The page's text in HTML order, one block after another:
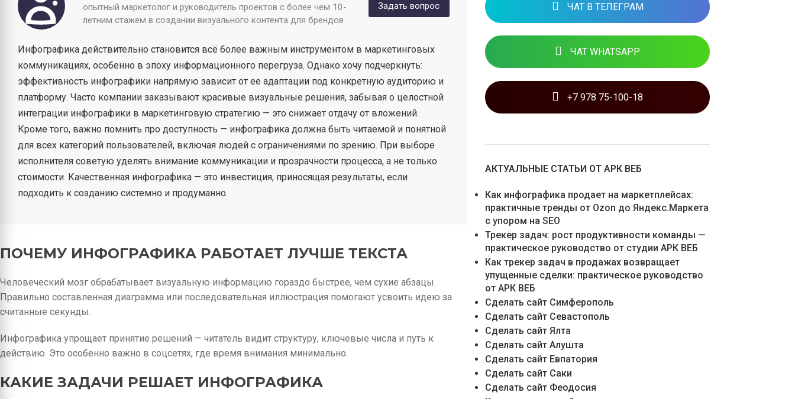
опытный маркетолог и руководитель проектов с более чем 10-
летним стажем в создании визуального контента для брендов
Задать вопрос
Инфографика действительно становится всё более важным инструментом в маркетинговых
коммуникациях, особенно в эпоху информационного перегруза. Однако хочу подчеркнуть:
эффективность инфографики напрямую зависит от ее адаптации под конкретную аудиторию и
платформу. Часто компании заказывают красивые визуальные решения, забывая о целостной
интеграции инфографики в маркетинговую стратегию — это снижает отдачу от вложений.
Кроме того, важно помнить про доступность — инфографика должна быть читаемой и понятной
для всех категорий пользователей, включая людей с ограничениями по зрению. При выборе
исполнителя советую уделять внимание коммуникации и прозрачности процесса, а не только
стоимости. Качественная инфографика — это инвестиция, приносящая результаты, если
подходить к созданию системно и продуманно.
ПОЧЕМУ ИНФОГРАФИКА РАБОТАЕТ ЛУЧШЕ ТЕКСТА
Человеческий мозг обрабатывает визуальную информацию гораздо быстрее, чем сухие абзацы.
Правильно составленная диаграмма или последовательная иллюстрация помогают усвоить идею за
считанные секунды.
Инфографика упрощает принятие решений — читатель видит структуру, ключевые числа и путь к
действию. Это особенно важно в соцсетях, где время внимания минимально.
КАКИЕ ЗАДАЧИ РЕШАЕТ ИНФОГРАФИКА
ЧАТ В ТЕЛЕГРАМ
ЧАТ WHATSAPP
+7 978 75-100-18
АКТУАЛЬНЫЕ СТАТЬИ ОТ АРК ВЕБ
Как инфографика продает на маркетплейсах:
практичные тренды от Ozon до Яндекс.Маркета
с упором на SEO
Трекер задач: рост продуктивности команды —
практическое руководство от студии АРК ВЕБ
Как трекер задач в продажах возвращает
упущенные сделки: практическое руководство
от АРК ВЕБ
Сделать сайт Симферополь
Сделать сайт Севастополь
Сделать сайт Ялта
Сделать сайт Алушта
Сделать сайт Евпатория
Сделать сайт Саки
Сделать сайт Феодосия